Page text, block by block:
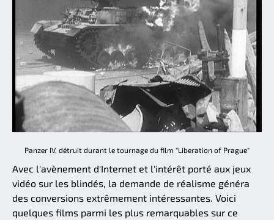
Panzer IV, détruit durant le tournage du film "Liberation of Prague"
Avec l'avènement d'Internet et l'intérêt porté aux jeux
vidéo sur les blindés, la demande de réalisme généra
des conversions extrêmement intéressantes. Voici
quelques films parmi les plus remarquables sur ce